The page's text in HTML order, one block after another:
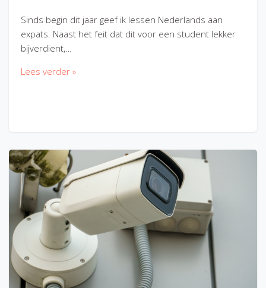
Sinds begin dit jaar geef ik lessen Nederlands aan
expats. Naast het feit dat dit voor een student lekker
bijverdient,…
Lees verder »